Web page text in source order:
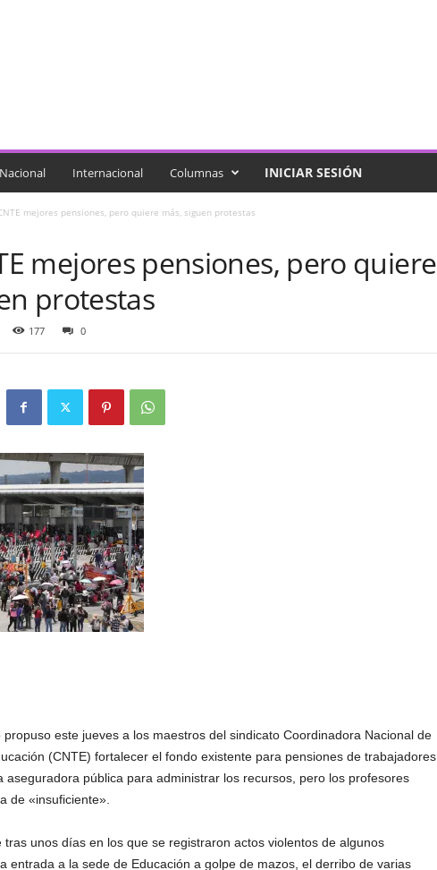
Nacional Internacional Columnas INICIAR SESIÓN
mejores pensiones, pero quiere más, siguen protestas
mejores pensiones, pero quiere
protestas
177 0
propuso este jueves a los maestros del sindicato Coordinadora Nacional de
(CNTE) fortalecer el fondo existente para pensiones de trabajadores
aseguradora pública para administrar los recursos, pero los profesores
de «insuficiente».
tras unos días en los que se registraron actos violentos de algunos
entrada a la sede de Educación a golpe de mazos, el derribo de varias